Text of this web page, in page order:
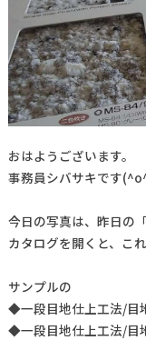
おはようございます。
事務員シバサキです
今日の写真は、昨日の
カタログを開くと、こ
サンプルの
◆一段目地仕上工法/目
◆一段目地仕上工法/目